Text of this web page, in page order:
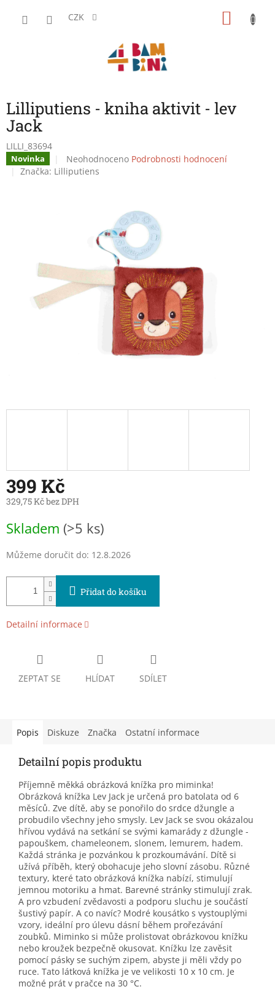
CZK
Lilliputiens - kniha aktivit - lev
Jack
LILLI_83694
Novinka
Průměrné
hodnocení
hvězdiček.
Neohodnoceno Podrobnosti hodnocení
Značka: Lilliputiens
399 Kč
329,75 Kč bez DPH
cena:
Skladem (>5 ks)
Můžeme doručit do: 12.8.2026
Přidat do košíku
Detailní informace
ZEPTAT SE HLÍDAT SDÍLET
Popis Diskuze Značka Ostatní informace
Detailní popis produktu
Příjemně měkká obrázková knížka pro miminka!
Obrázková knížka Lev Jack je určená pro batolata od 6
měsíců. Zve dítě, aby se ponořilo do srdce džungle a
probudilo všechny jeho smysly. Lev Jack se svou okázalou
hřívou vydává na setkání se svými kamarády z džungle -
papouškem, chameleonem, slonem, lemurem, hadem.
Každá stránka je pozvánkou k prozkoumávání. Dítě si
užívá příběh, který obohacuje jeho slovní zásobu. Různé
textury, které tato obrázková knížka nabízí, stimulují
jemnou motoriku a hmat. Barevné stránky stimulují zrak.
A pro vzbudení zvědavosti a podporu sluchu je součástí
šustivý papír. A co navíc? Modré kousátko s vystouplými
vzory, ideální pro úlevu dásní během prořezávání
zoubků. Miminko si může prolistovat obrázkovou knížku
nebo kroužek bezpečně okusovat. Knížku lze zavěsit
pomocí pásky se suchým zipem, abyste ji měli vždy po
ruce. Tato látková knížka je ve velikosti 10 x 10 cm. Je
možné prát v pračce na 30 °C.